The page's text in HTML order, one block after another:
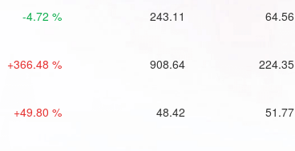
-4.72 % 243.11 64.56
+366.48 % 908.64 224.35
+49.80 % 48.42 51.77